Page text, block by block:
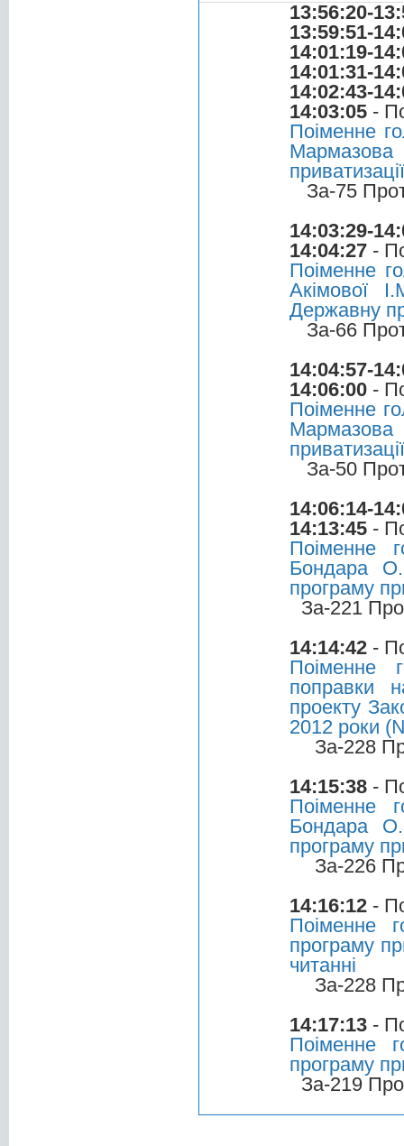
13:56:20-
13:59:51-
14:01:19-
14:01:31-
14:02:43-
14:03:05 -
Поіменне
Мармазова
За-75
14:03:29-
14:04:27 -
Поіменне
Акімової
Державну
За-66
14:04:57-
14:06:00 -
Поіменне
Мармазова
За-50
14:06:14-
14:13:45 -
Поіменне
Бондара
програму
За-221
14:14:42 -
Поіменне
поправки
проекту
2012 роки
За-228
14:15:38 -
Поіменне
Бондара
програму
За-226
14:16:12 -
Поіменне
програму
читанні
За-228
14:17:13 -
Поіменне
програму
За-219